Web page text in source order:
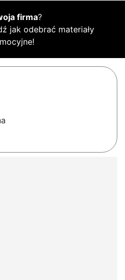
firma?
jak odebrać materiały